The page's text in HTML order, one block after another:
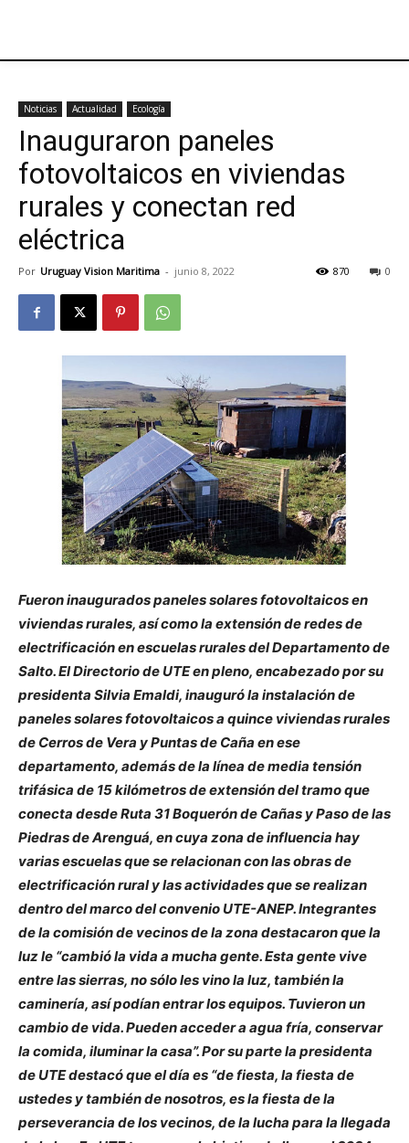
Noticias Actualidad Ecología
Inauguraron paneles
fotovoltaicos en viviendas
rurales y conectan red
eléctrica
Por Uruguay Vision Maritima - junio 8, 2022 0
870
Fueron inaugurados paneles solares fotovoltaicos en
viviendas rurales, así como la extensión de redes de
electrificación en escuelas rurales del Departamento de
Salto. El Directorio de UTE en pleno, encabezado por su
presidenta Silvia Emaldi, inauguró la instalación de
paneles solares fotovoltaicos a quince viviendas rurales
de Cerros de Vera y Puntas de Caña en ese
departamento, además de la línea de media tensión
trifásica de 15 kilómetros de extensión del tramo que
conecta desde Ruta 31 Boquerón de Cañas y Paso de las
Piedras de Arenguá, en cuya zona de influencia hay
varias escuelas que se relacionan con las obras de
electrificación rural y las actividades que se realizan
dentro del marco del convenio UTE-ANEP. Integrantes
de la comisión de vecinos de la zona destacaron que la
luz le “cambió la vida a mucha gente. Esta gente vive
entre las sierras, no sólo les vino la luz, también la
caminería, así podían entrar los equipos. Tuvieron un
cambio de vida. Pueden acceder a agua fría, conservar
la comida, iluminar la casa”. Por su parte la presidenta
de UTE destacó que el día es “de fiesta, la fiesta de
ustedes y también de nosotros, es la fiesta de la
perseverancia de los vecinos, de la lucha para la llegada